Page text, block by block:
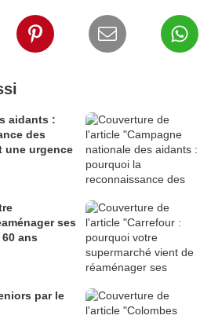
aidants :
des
une urgence
ses
ans
par le